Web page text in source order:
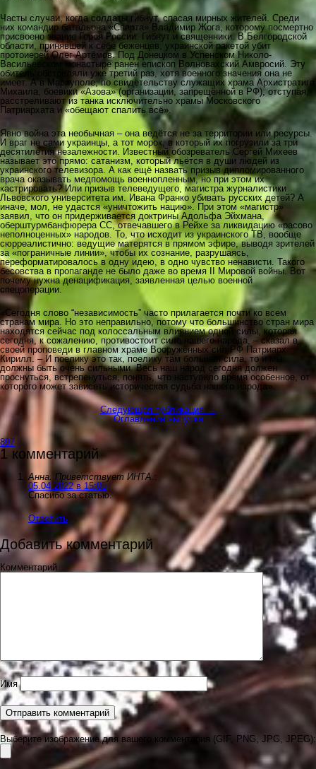
Часты случаи, когда солдаты гибнут, спасая мирных жителей. Среди
них командир батальона «Спарта» Владимир Жога, которому посмертно
присвоено звание Героя России. Гибнут и священники. В Белгородской
области, принявшей к себе беженцев, украинской ракетой убит
протоиерей Олег Артёмов. Под Донецком в Успенском Николо-
Васильевском монастыре ранен епископ Волновахский Амвросий. Эту
обитель обстреляли уже третий раз, хотя военного значения она не
имеет. А в Мариуполе, по свидетельству служащих храма Архистратига
Михаила, боевики «Азова» (организации, запрещённой в РФ), отступая,
расстреливают из танка исключительно храмы Московского
Патриархата и «обещают спалить всё».
Явно война эта необычная – она ведётся не за территории или ресурсы.
И враг не сами украинцы, а тот морок, в который их погрузили за три
десятилетия незалежности. Известный обозреватель Сергей Михеев
называет это прямо: сатанизм, который льётся в души людей из
украинского телевизора. А как ещё назвать призыв дипломированного
врача оказывать медпомощь военнопленным, но при этом их
кастрировать? Или призыв телеведущего, магистра журналистики
Львовского университета им. Ивана Франко убивать русских детей? А
иначе, мол, не удастся «уничтожить нацию». При этом «магистр»
заявил, что он придерживается доктрины Адольфа Эйхмана,
оберштурмбанфюрера СС, отвечавшего в Рейхе за ликвидацию «расово
неполноценных» народов. То, что исходит из украинского ТВ, вообще
сюрреалистично: ведущие матерятся в прямом эфире, выводя зрителей
за «пограничные линии», чтобы их сознание, разрушаясь,
переформатировалось в одну идею, в одно чувство ненависти. Такого
бесовства в пропаганде не было даже во время II Мировой войны. Вот
почему нужна денацификация, заявленная целью военной
спецоперации.
«Сегодня слово “независимость” часто прилагается почти ко всем
странам мира. Но это неправильно, потому что большинство стран мира
находятся сейчас под колоссальным влиянием одной силы, которая
сегодня, к сожалению, противостоит силе нашего народа, – сказал в
своей проповеди в главном храме Вооружённых сил РФ Патриарх
Кирилл. – И поелику это так, поелику там большая сила, то и мы
должны быть очень сильными. Весь наш народ сегодня должен
проснуться, встрепенуться, понять, что наступило время особенное, от
которого может зависеть историческая судьба нашего народа».
Следующая публикация →
Оглавление выпуска
897
1 комментарий
Анна. Приветствует ИНТА. :
05.04.2022 в 15:05
Спасибо за статью.
Ответить
Добавить комментарий
Комментарий
Имя
Выберите изображение для вашего комментария (GIF, PNG, JPG, JPEG):